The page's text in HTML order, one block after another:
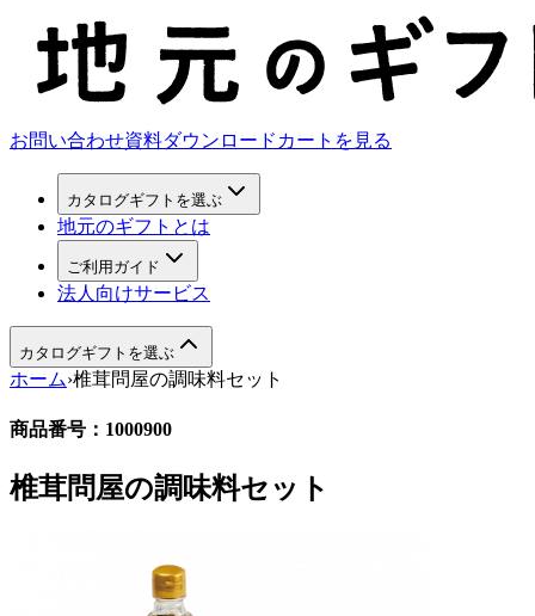
お問い合わせ資料ダウンロード カートを見る
カタログギフトを選ぶ
地元のギフトとは
ご利用ガイド
法人向けサービス
カタログギフトを選ぶ
ホーム›椎茸問屋の調味料セット
商品番号： 1000900
椎茸問屋の調味料セット